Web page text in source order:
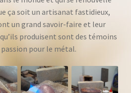
ça soit un artisanat fastidieux,
un grand savoir-faire et leur
produisent sont des témoins
pour le métal.